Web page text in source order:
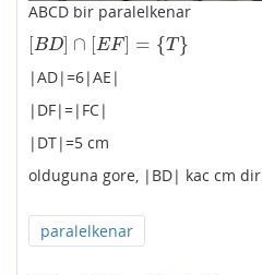
ABCD bir paralelkenar
[BD] ∩ [EF] = {T }
BD]∩ [E ]={T}
|AD|=6|AE|
|DF|=|FC|
|DT|=5 cm
olduguna gore, |BD| kac cm dir
paralelkenar